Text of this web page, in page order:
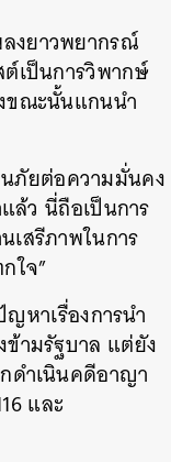
ลงยาวพยากรณ์
เป็นการวิพากษ์
ขณะนั้นแกนนำ
นภัยต่อความมั่นคง
ล้ว นี่ถือเป็นการ
เสรีภาพในการ
ใจ”
หาเรื่องการนำ
ามรัฐบาล แต่ยัง
ดำเนินคดีอาญา
และ